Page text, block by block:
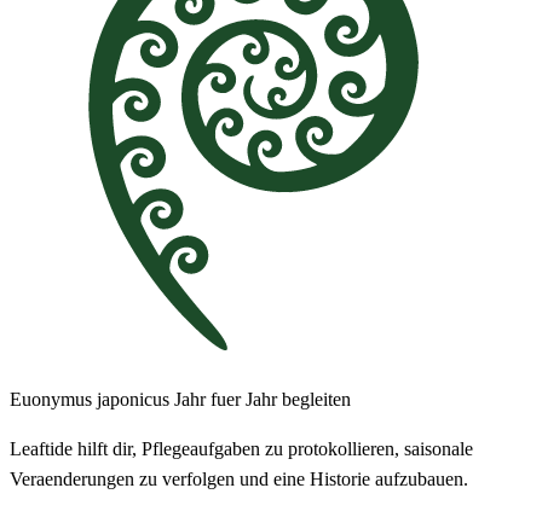
Euonymus japonicus Jahr fuer Jahr begleiten
Leaftide hilft dir, Pflegeaufgaben zu protokollieren, saisonale
Veraenderungen zu verfolgen und eine Historie aufzubauen.